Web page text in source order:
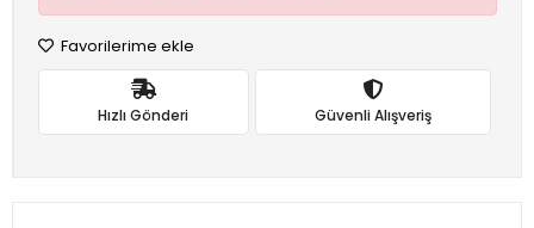
Favorilerime ekle
Hızlı Gönderi Güvenli Alışveriş